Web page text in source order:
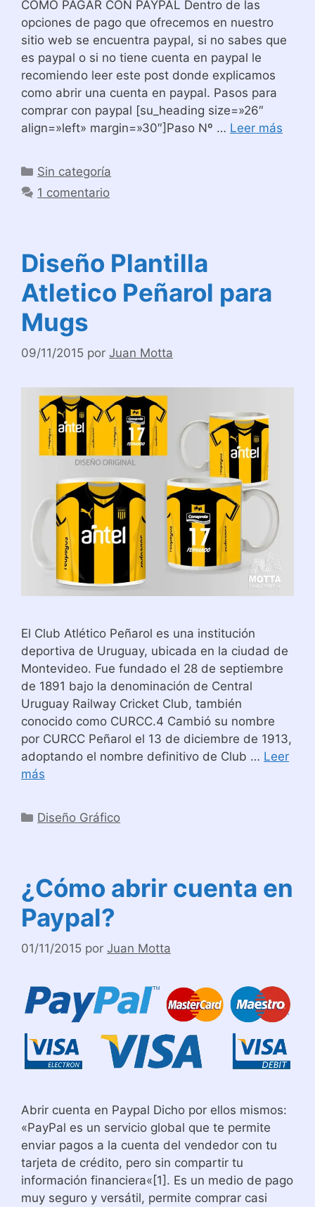
COMO PAGAR CON PAYPAL Dentro de las
opciones de pago que ofrecemos en nuestro
sitio web se encuentra paypal, si no sabes que
es paypal o si no tiene cuenta en paypal le
recomiendo leer este post donde explicamos
como abrir una cuenta en paypal. Pasos para
comprar con paypal [su_heading size=»26″
align=»left» margin=»30″]Paso Nº … Leer más
Categorías
Sin categoría
1 comentario
Diseño Plantilla
Atletico Peñarol para
Mugs
09/11/2015 por Juan Motta
El Club Atlético Peñarol es una institución
deportiva de Uruguay, ubicada en la ciudad de
Montevideo. Fue fundado el 28 de septiembre
de 1891 bajo la denominación de Central
Uruguay Railway Cricket Club, también
conocido como CURCC.4 Cambió su nombre
por CURCC Peñarol el 13 de diciembre de 1913,
adoptando el nombre definitivo de Club … Leer
más
Categorías
Diseño Gráfico
¿Cómo abrir cuenta en
Paypal?
01/11/2015 por Juan Motta
Abrir cuenta en Paypal Dicho por ellos mismos:
«PayPal es un servicio global que te permite
enviar pagos a la cuenta del vendedor con tu
tarjeta de crédito, pero sin compartir tu
información financiera«[1]. Es un medio de pago
muy seguro y versátil, permite comprar casi